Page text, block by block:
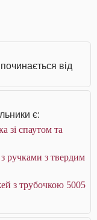
від
є:
зі спаутом та
ручками з твердим
з трубочкою 5005